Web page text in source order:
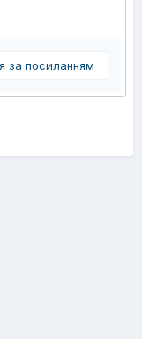
за посиланням